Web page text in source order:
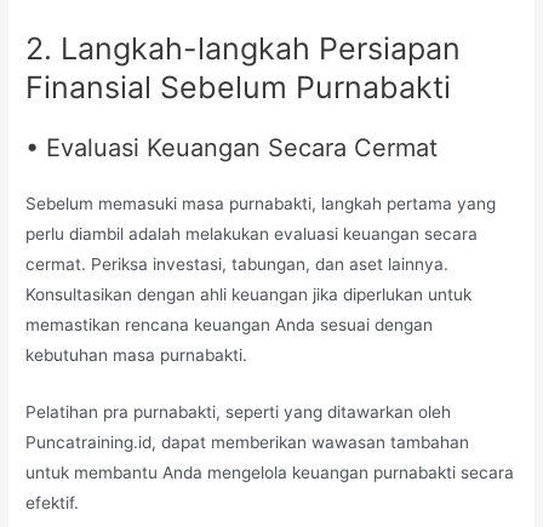
2. Langkah-langkah Persiapan
Finansial Sebelum Purnabakti
• Evaluasi Keuangan Secara Cermat
Sebelum memasuki masa purnabakti, langkah pertama yang
perlu diambil adalah melakukan evaluasi keuangan secara
cermat. Periksa investasi, tabungan, dan aset lainnya.
Konsultasikan dengan ahli keuangan jika diperlukan untuk
memastikan rencana keuangan Anda sesuai dengan
kebutuhan masa purnabakti.
Pelatihan pra purnabakti, seperti yang ditawarkan oleh
Puncatraining.id, dapat memberikan wawasan tambahan
untuk membantu Anda mengelola keuangan purnabakti secara
efektif.